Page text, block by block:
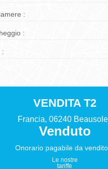
:
:
:
VENDITAT2
Francia, 06240
Venduto
Onorario pagabile da
Le nostre
tariffe